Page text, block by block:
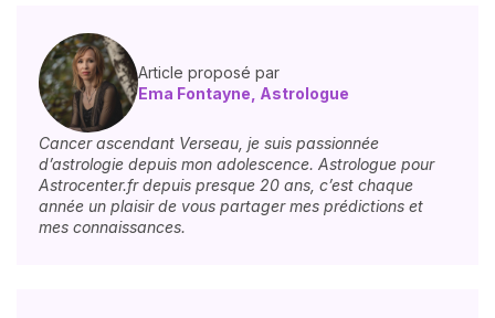
Article proposé par
Ema Fontayne, Astrologue
Cancer ascendant Verseau, je suis passionnée
d’astrologie depuis mon adolescence. Astrologue pour
Astrocenter.fr depuis presque 20 ans, c’est chaque
année un plaisir de vous partager mes prédictions et
mes connaissances.